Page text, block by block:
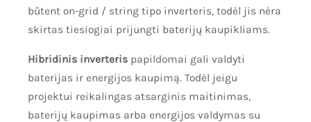
būtent on-grid / string tipo inverteris, todėl jis nėra
skirtas tiesiogiai prijungti baterijų kaupikliams.
Hibridinis inverteris papildomai gali valdyti
baterijas ir energijos kaupimą. Todėl jeigu
projektui reikalingas atsarginis maitinimas,
baterijų kaupimas arba energijos valdymas su